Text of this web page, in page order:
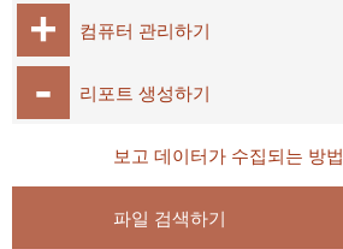
컴퓨터 관리하기
리포트 생성하기
보고 데이터가 수집되는 방법
파일 검색하기